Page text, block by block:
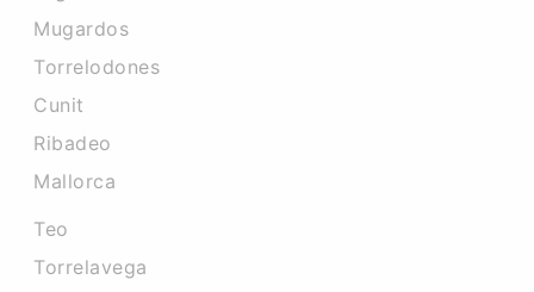
Mugardos
Torrelodones
Cunit
Ribadeo
Mallorca
Teo
Torrelavega